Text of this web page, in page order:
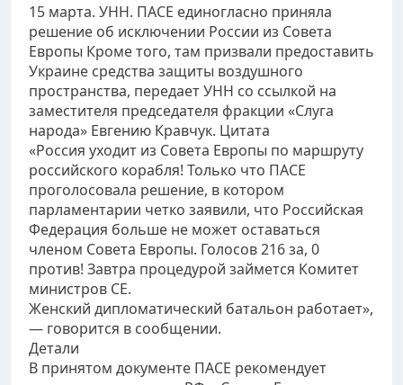
15 марта. УНН. ПАСЕ единогласно приняла
решение об исключении России из Совета
Европы Кроме того, там призвали предоставить
Украине средства защиты воздушного
пространства, передает УНН со ссылкой на
заместителя председателя фракции «Слуга
народа» Евгению Кравчук. Цитата
«Россия уходит из Совета Европы по маршруту
российского корабля! Только что ПАСЕ
проголосовала решение, в котором
парламентарии четко заявили, что Российская
Федерация больше не может оставаться
членом Совета Европы. Голосов 216 за, 0
против! Завтра процедурой займется Комитет
министров СЕ.
Женский дипломатический батальон работает»,
— говорится в сообщении.
Детали
В принятом документе ПАСЕ рекомендует